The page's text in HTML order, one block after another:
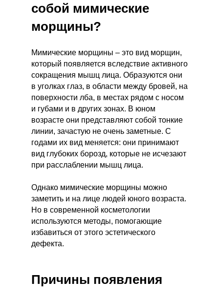
собой мимические
морщины?
Мимические морщины – это вид морщин,
который появляется вследствие активного
сокращения мышц лица. Образуются они
в уголках глаз, в области между бровей, на
поверхности лба, в местах рядом с носом
и губами и в других зонах. В юном
возрасте они представляют собой тонкие
линии, зачастую не очень заметные. С
годами их вид меняется: они принимают
вид глубоких борозд, которые не исчезают
при расслаблении мышц лица.
Однако мимические морщины можно
заметить и на лице людей юного возраста.
Но в современной косметологии
используются методы, помогающие
избавиться от этого эстетического
дефекта.
Причины появления